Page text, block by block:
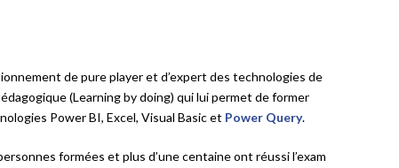
de pure player et d’expert des technologies de
(Learning by doing) qui lui permet de former
Power BI, Excel, Visual Basic et Power Query.
formées et plus d’une centaine ont réussi l’exam